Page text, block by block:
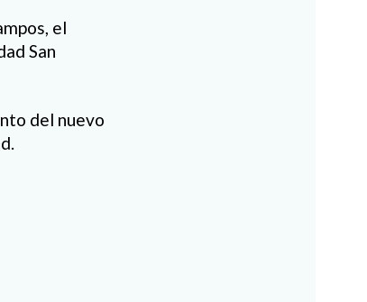
el
San
del nuevo